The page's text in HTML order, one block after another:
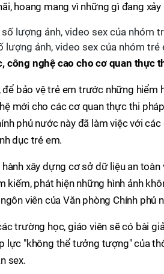
hoang mang vì những gì đang xảy
lượng ảnh, video sex của nhóm
công nghệ cao cho cơ quan thực
để bảo vệ trẻ em trước những
mới cho các cơ quan thực thi
phủ nước này đã làm việc với
dục trẻ em.
xây dựng cơ sở dữ liệu an
kiếm, phát hiện những hình ảnh
viên của Văn phòng Chính phủ
trường học, giáo viên sẽ có bài
lực "không thể tưởng tượng" của
sex.